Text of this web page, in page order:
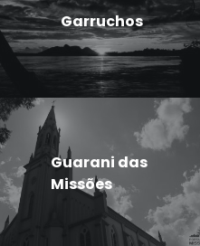
Garruchos
Guarani das
Missões